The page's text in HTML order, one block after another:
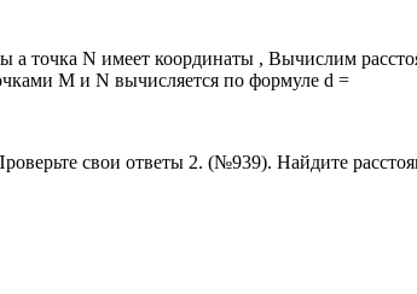
а точка N имеет координаты , Вычислим
М и N вычисляется по формуле d =
свои ответы 2. (№939). Найдите